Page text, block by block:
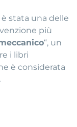
è stata una delle
più
“, un
i libri
è considerata